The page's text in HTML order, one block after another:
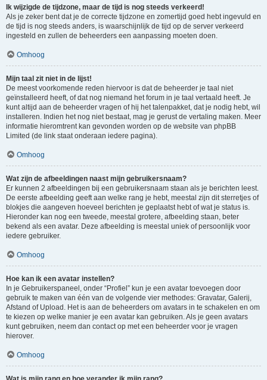
Ik wijzigde de tijdzone, maar de tijd is nog steeds verkeerd!
Als je zeker bent dat je de correcte tijdzone en zomertijd goed hebt ingevuld en
de tijd is nog steeds anders, is waarschijnlijk de tijd op de server verkeerd
ingesteld en zullen de beheerders een aanpassing moeten doen.
Omhoog
Mijn taal zit niet in de lijst!
De meest voorkomende reden hiervoor is dat de beheerder je taal niet
geïnstalleerd heeft, of dat nog niemand het forum in je taal vertaald heeft. Je
kunt altijd aan de beheerder vragen of hij het talenpakket, dat je nodig hebt, wil
installeren. Indien het nog niet bestaat, mag je gerust de vertaling maken. Meer
informatie hieromtrent kan gevonden worden op de website van phpBB
Limited (de link staat onderaan iedere pagina).
Omhoog
Wat zijn de afbeeldingen naast mijn gebruikersnaam?
Er kunnen 2 afbeeldingen bij een gebruikersnaam staan als je berichten leest.
De eerste afbeelding geeft aan welke rang je hebt, meestal zijn dit sterretjes of
blokjes die aangeven hoeveel berichten je geplaatst hebt of wat je status is.
Hieronder kan nog een tweede, meestal grotere, afbeelding staan, beter
bekend als een avatar. Deze afbeelding is meestal uniek of persoonlijk voor
iedere gebruiker.
Omhoog
Hoe kan ik een avatar instellen?
In je Gebruikerspaneel, onder “Profiel” kun je een avatar toevoegen door
gebruik te maken van één van de volgende vier methodes: Gravatar, Galerij,
Afstand of Upload. Het is aan de beheerders om avatars in te schakelen en om
te kiezen op welke manier je een avatar kan gebruiken. Als je geen avatars
kunt gebruiken, neem dan contact op met een beheerder voor je vragen
hierover.
Omhoog